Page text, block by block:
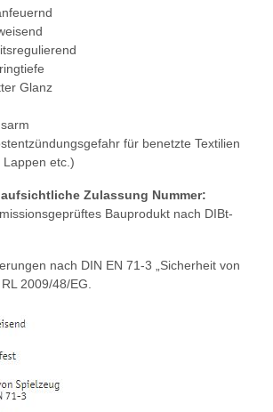
Glanz
für benetzte Textilien
Lappen etc.)
Zulassung Nummer:
Bauprodukt nach DIBt-
nach DIN EN 71-3 „Sicherheit von
2009/48/EG.